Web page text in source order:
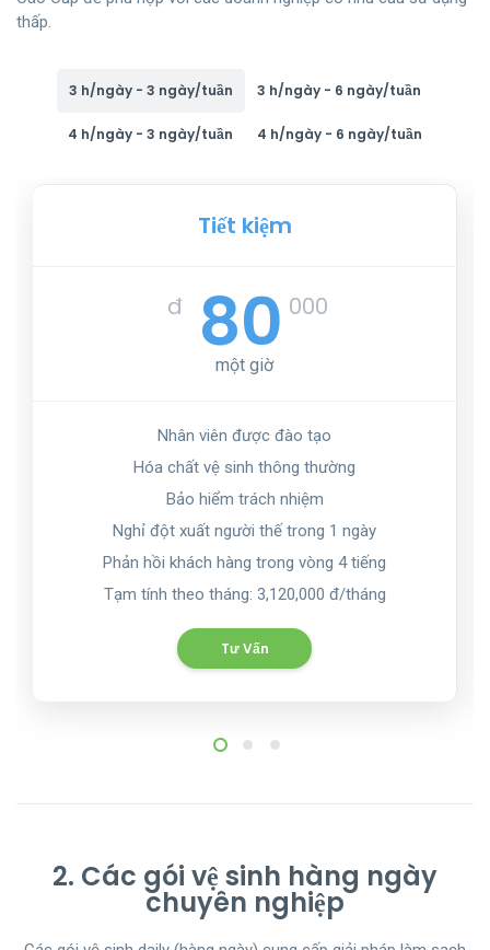
thấp.
3 h/ngày - 3 ngày/tuần 3 h/ngày - 6 ngày/tuần
4 h/ngày - 3 ngày/tuần 4 h/ngày - 6 ngày/tuần
Tiết kiệm
đ 80 000
một giờ
Nhân viên được đào tạo
Hóa chất vệ sinh thông thường
Bảo hiểm trách nhiệm
Nghỉ đột xuất người thế trong 1 ngày
Phản hồi khách hàng trong vòng 4 tiếng
Tạm tính theo tháng: 3,120,000 đ/tháng
Tư Vấn
1 2 3
71
một giờ
77
một giờ
68
một giờ
2. Các gói vệ sinh hàng ngày
chuyên nghiệp